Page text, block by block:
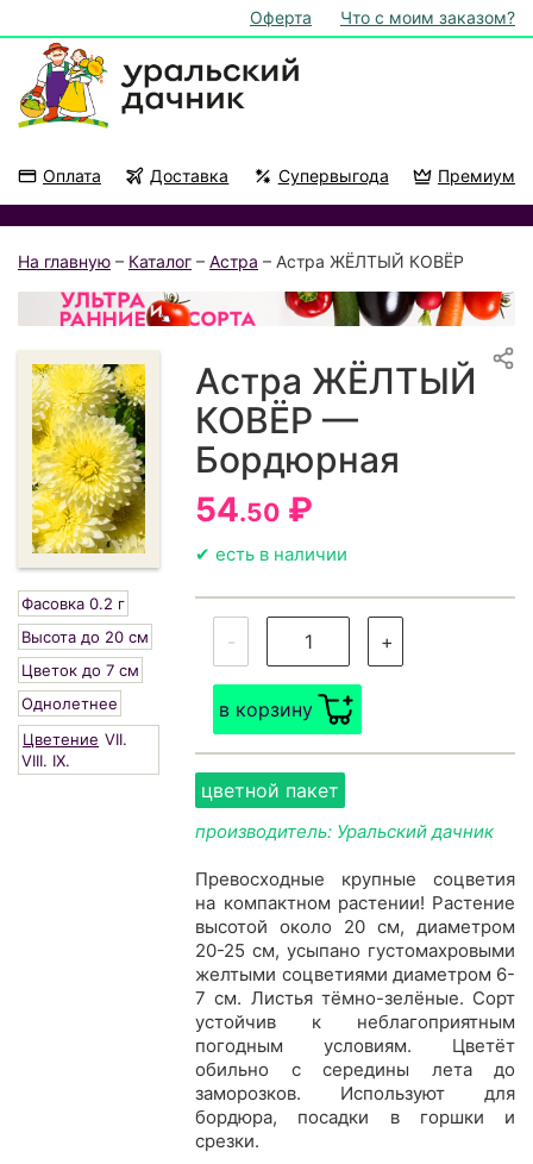
Оферта Что с моим заказом?
Оплата Доставка Супервыгода Премиум
На главную – Каталог – Астра – Астра ЖЁЛТЫЙ КОВЁР
Фасовка 0.2 г
Высота до 20 см
Цветок до 7 см
Однолетнее
Цветение VII.
VIII. IX.
Астра ЖЁЛТЫЙ
КОВЁР —
Бордюрная
54.50 ₽
✔ есть в наличии
- +
в корзину
цветной пакет
производитель: Уральский дачник
Превосходные крупные соцветия
на компактном растении! Растение
высотой около 20 см, диаметром
20-25 см, усыпано густомахровыми
желтыми соцветиями диаметром 6-
7 см. Листья тёмно-зелёные. Сорт
устойчив к неблагоприятным
погодным условиям. Цветёт
обильно с середины лета до
заморозков. Используют для
бордюра, посадки в горшки и
срезки.